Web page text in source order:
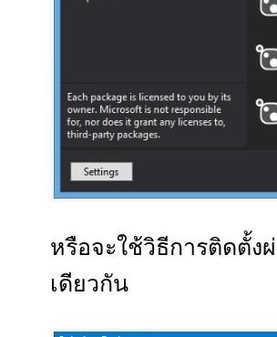
หรือจะใช้วิธีการติดตั้ง
เดียวกัน